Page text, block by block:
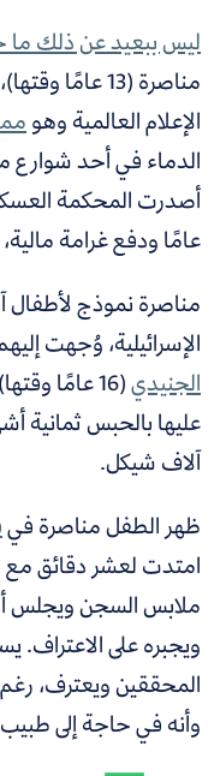
ليس ببعيد عن ذلك
مناصرة (13
الإعلام العالمية وهو
عامًا ودفع غرامة
مناصرة نموذج لأطفال
الإسرائيلية، وُجهت
الجنيدي(16 عامًا وقتها)، والطفلة
عليها بالحبس ثمانية
آلاف شيكل.
ظهر الطفل مناصرة في
امتدت لعشر دقائق مع
ملابس السجن ويجلس
ويجبره على
المحققين ويعترف، رغم
وأنه في حاجة إلى طبيب.